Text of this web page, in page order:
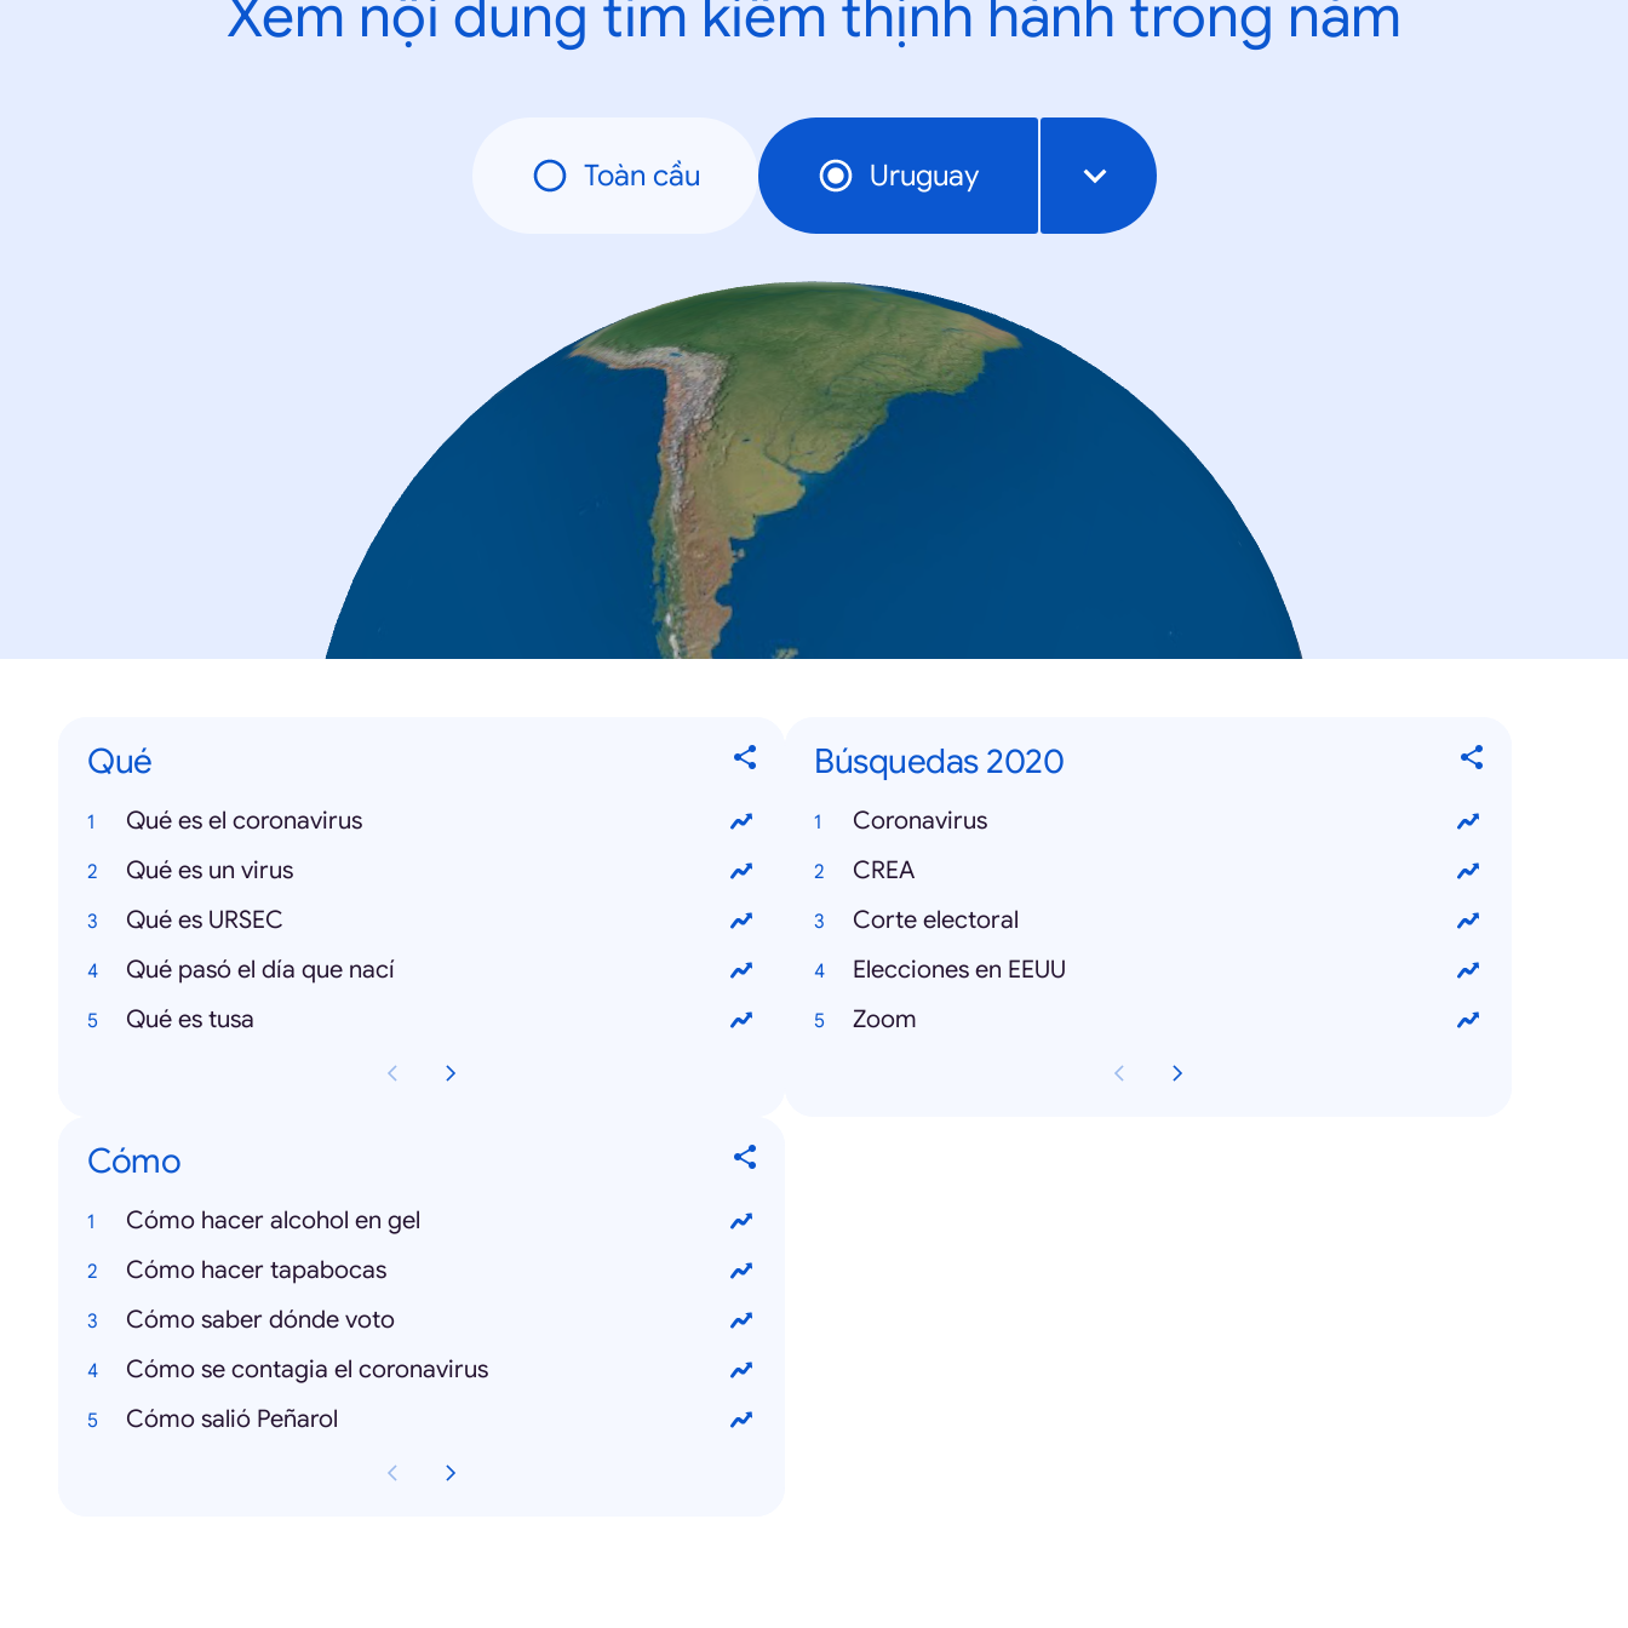
Xem nội dung tìm kiếm thịnh hành trong năm
Toàn cầu Uruguay
Qué
Qué es el coronavirus
Qué es un virus
Qué es URSEC
Qué pasó el día que nací
Qué es tusa
Búsquedas 2020
Coronavirus
CREA
Corte electoral
Elecciones en EEUU
Zoom
Cómo
Cómo hacer alcohol en gel
Cómo hacer tapabocas
Cómo saber dónde voto
Cómo se contagia el coronavirus
Cómo salió Peñarol